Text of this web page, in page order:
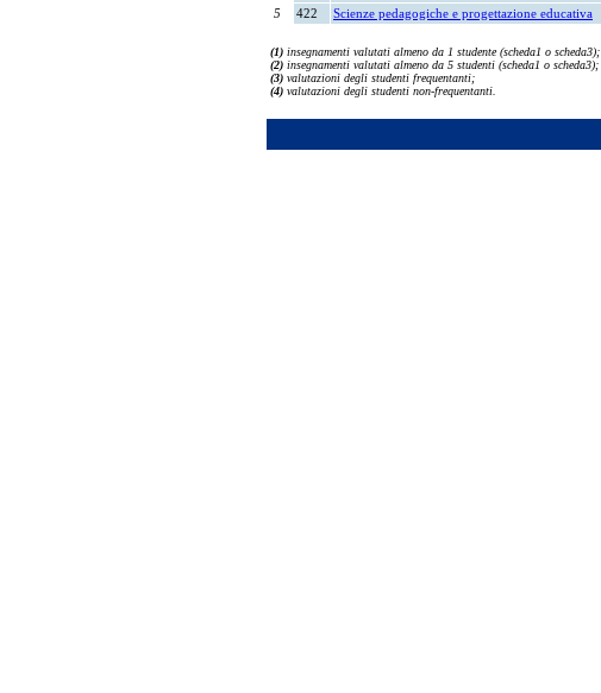
5
422 Scienze pedagogiche e progettazione educativa
(1) insegnamenti valutati almeno da 1 studente (scheda1 o scheda3);
(2) insegnamenti valutati almeno da 5 studenti (scheda1 o scheda3);
(3) valutazioni degli studenti frequentanti;
(4) valutazioni degli studenti non-frequentanti.